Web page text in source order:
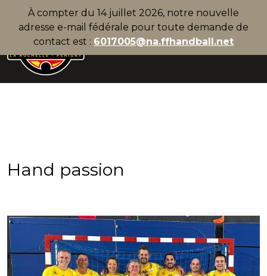
À compter du 14 juillet 2026, notre nouvelle
adresse e-mail fédérale pour toute demande de
contact est : 6017005@na.ffhandball.net
Hand passion